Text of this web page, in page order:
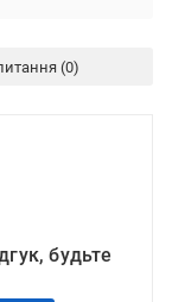
будьте